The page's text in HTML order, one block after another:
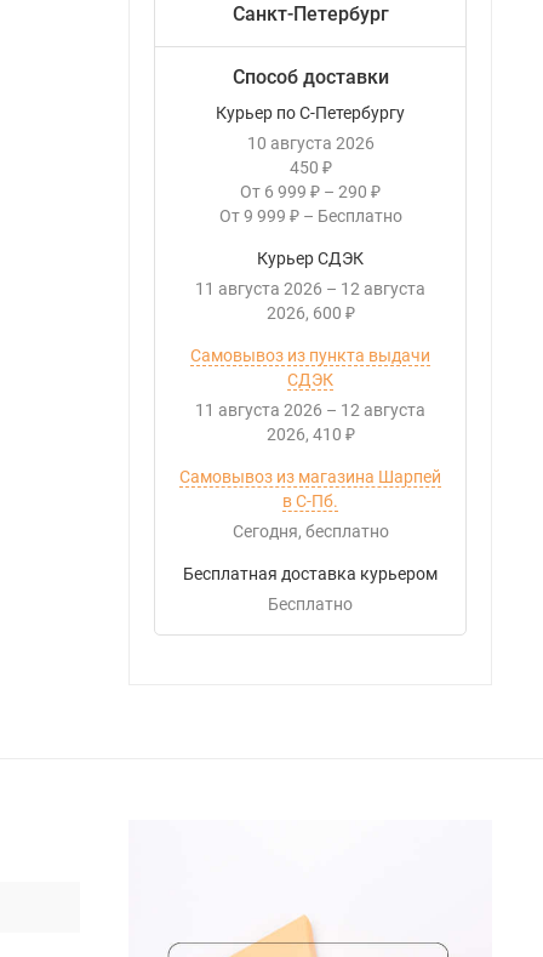
Санкт-Петербург
Способ доставки
Курьер по С-Петербургу
10 августа 2026
450 ₽
От 6 999 ₽ – 290 ₽
От 9 999 ₽ – Бесплатно
Курьер СДЭК
11 августа 2026 – 12 августа
2026 600 ₽
Самовывоз из пункта выдачи
СДЭК
11 августа 2026 – 12 августа
2026 410 ₽
Самовывоз из магазина Шарпей
в С-Пб.
Сегодня
Бесплатно
Бесплатная доставка курьером
Бесплатно